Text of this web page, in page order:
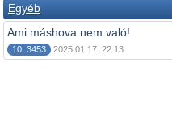
Egyéb
Ami máshova nem való!
10, 3453 2025.01.17. 22:13